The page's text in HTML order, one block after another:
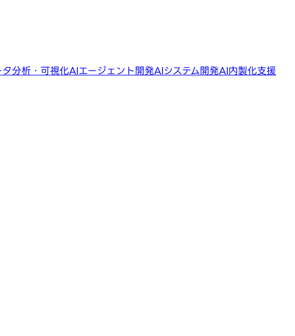
タ分析・可視化AIエージェント開発AIシステム開発AI内製化支援